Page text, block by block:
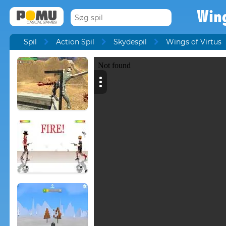
Spil Action Spil Skydespil Wings of Virtus